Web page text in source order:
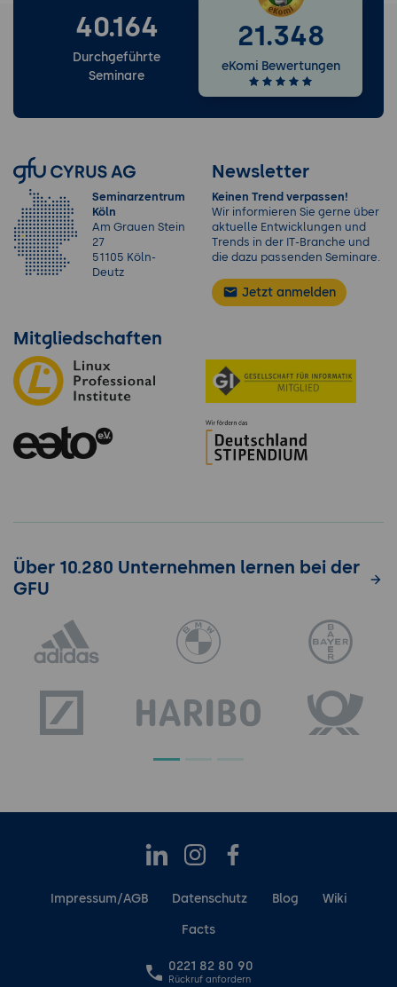
40.164
Durchgeführte
Seminare
21.348
eKomi Bewertungen
Seminarzentrum
Köln
Am Grauen Stein
27
51105 Köln-
Deutz
Newsletter
Keinen Trend verpassen!
Wir informieren Sie gerne über
aktuelle Entwicklungen und
Trends in der IT-Branche und
die dazu passenden Seminare.
Jetzt anmelden
Mitgliedschaften
Über 10.280 Unternehmen lernen bei der
GFU
LinkedInInstagramFacebook
Impressum/AGB Datenschutz Blog Wiki
Facts
0221 82 80 90
Rückruf anfordern